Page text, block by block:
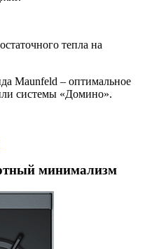
тепла на
Maunfeld – оптимальное
системы «Домино».
минимализм